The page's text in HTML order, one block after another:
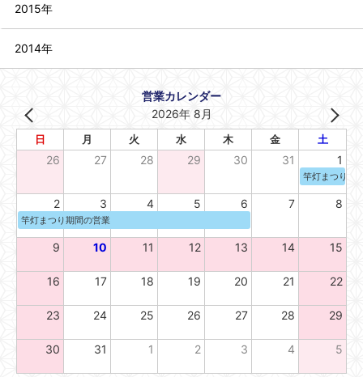
2015年
2014年
営業カレンダー
2026年 8月
日 月 火 水 木 金 土
26 27 28 29 30 31 1
竿灯まつり期
2 3 4 5 6 7 8
竿灯まつり期間の営業
9 10 11 12 13 14 15
16 17 18 19 20 21 22
23 24 25 26 27 28 29
30 31 1 2 3 4 5